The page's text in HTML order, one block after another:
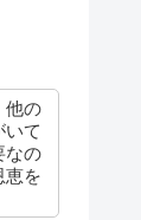
他の
いて
なの
恵を